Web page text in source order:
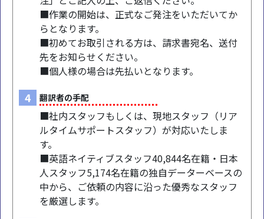
■作業の開始は、正式なご発注をいただいてか
らとなります。
■初めてお取引される方は、請求書宛名、送付
先をお知らせください。
■個人様の場合は先払いとなります。
4 翻訳者の手配
■社内スタッフもしくは、現地スタッフ（リア
ルタイムサポートスタッフ）が対応いたしま
す。
■英語ネイティブスタッフ40,844名在籍・日本
人スタッフ5,174名在籍の独自データーベースの
中から、ご依頼の内容に沿った優秀なスタッフ
を厳選します。